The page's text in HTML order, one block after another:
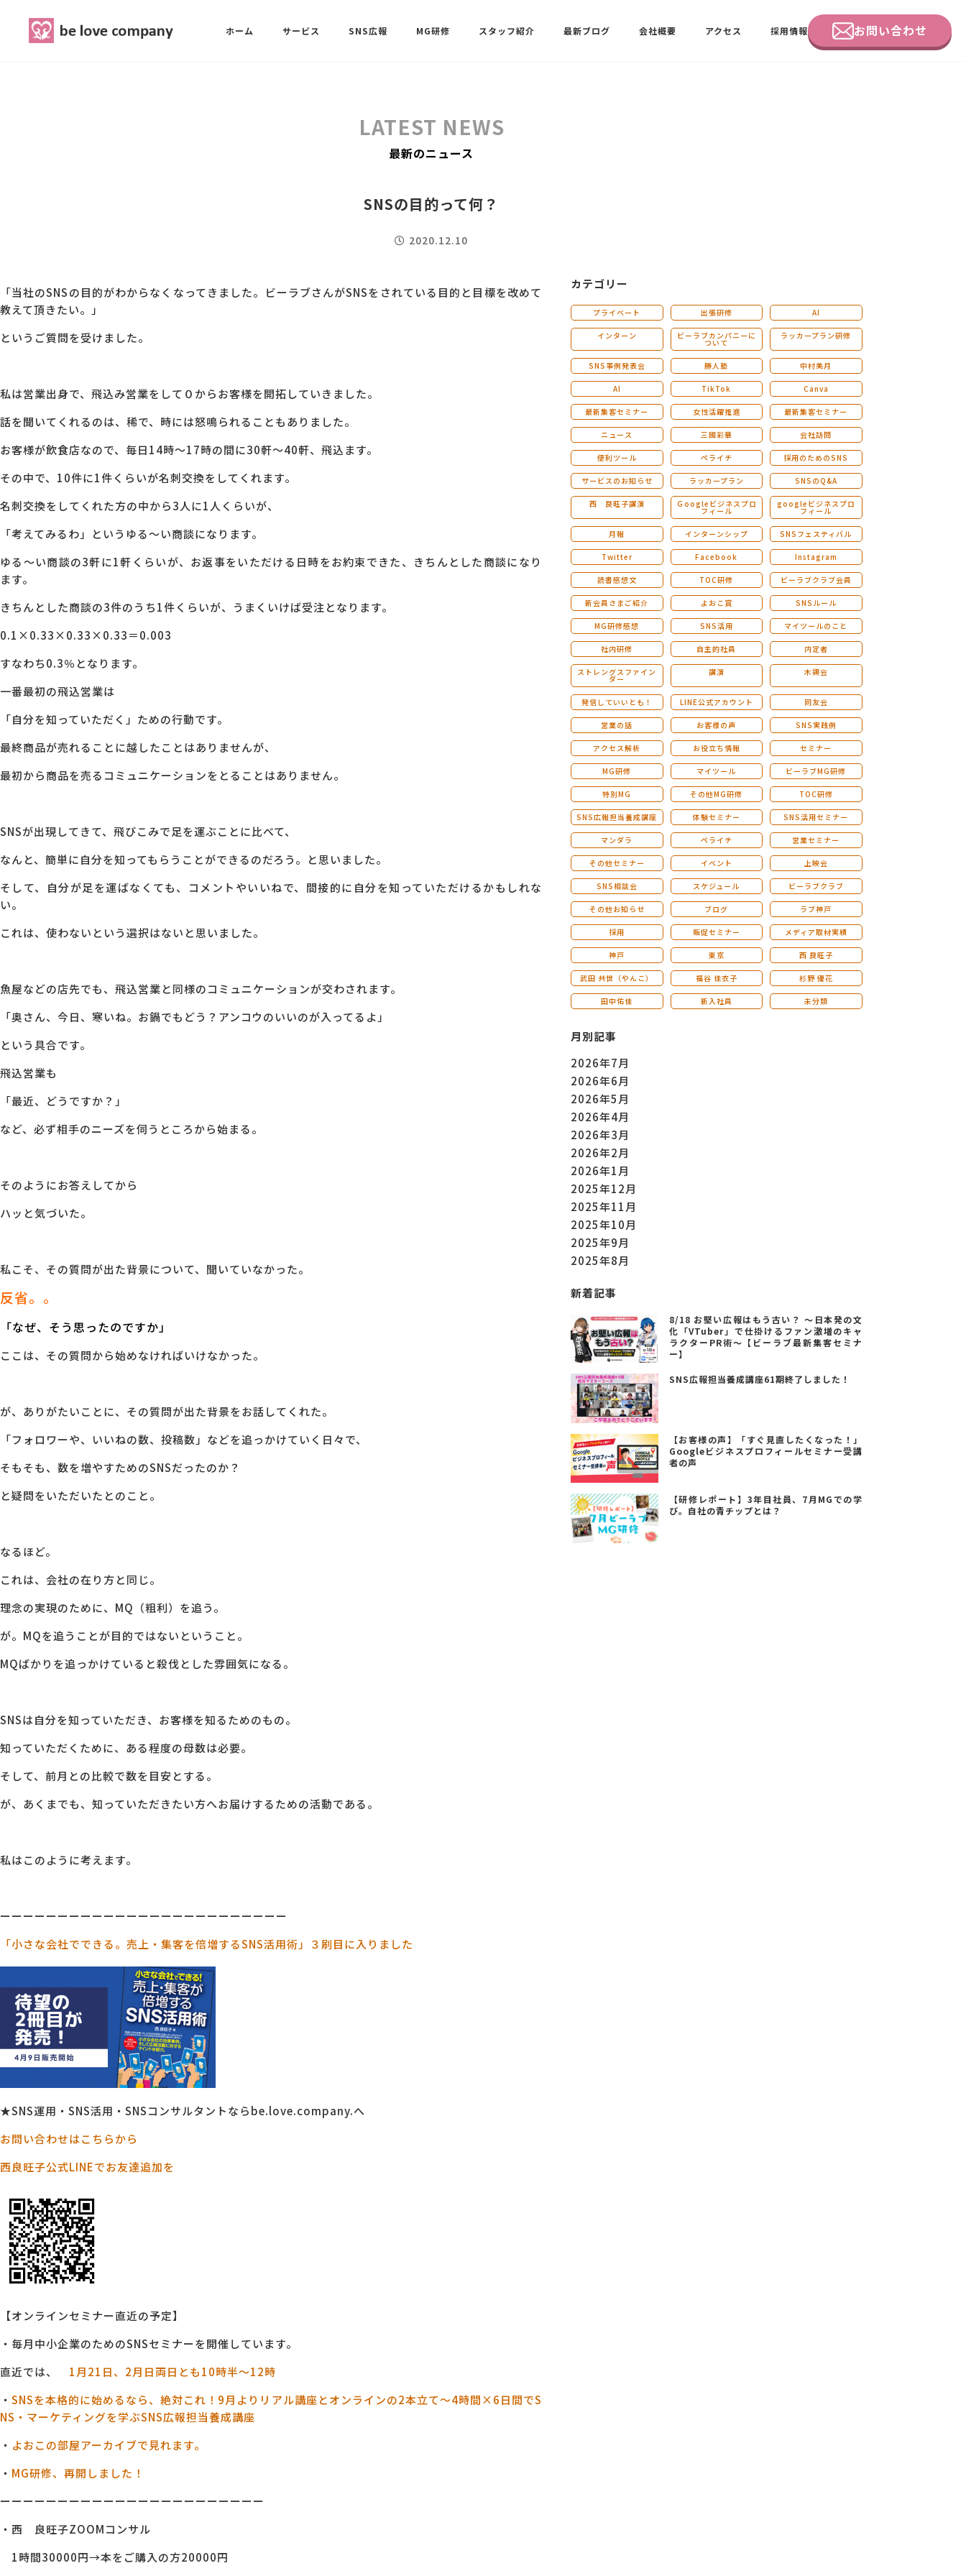
ホーム サービス
ストレングスファインダー研修
SNS広報 MG研修 スタッフ紹介 最新ブログ 会社概要 アクセス 採用情報 お問い合わせ
最新ブログ
採用情報
お問い合わせ
LATEST NEWS
最新のニュース
SNSの目的って何？
2020.12.10
「当社のSNSの目的がわからなくなってきました。ビーラブさんがSNSをされている目的と目標を改めて
教えて頂きたい。」
というご質問を受けました。
私は営業出身で、飛込み営業をして０からお客様を開拓していきました。
話を聞いてくれるのは、稀で、時には怒鳴られることもありました。
お客様が飲食店なので、毎日14時～17時の間に30軒～40軒、飛込ます。
その中で、10件に1件くらいが名刺交換をしてくれます。
名刺交換をしてくれた方の中から3人に1人くらいが、
「考えてみるわ」というゆる～い商談になります。
ゆる～い商談の3軒に1軒くらいが、お返事をいただける日時をお約束できた、きちんとした商談になり
ます。
きちんとした商談の3件のうち1件くらいが、うまくいけば受注となります。
0.1×0.33×0.33×0.33＝0.003
すなわち0.3％となります。
一番最初の飛込営業は
「自分を知っていただく」ための行動です。
最終商品が売れることに越したことはありませんが、
最初から商品を売るコミュニケーションをとることはありません。
SNSが出現してきて、飛びこみで足を運ぶことに比べて、
なんと、簡単に自分を知ってもらうことができるのだろう。と思いました。
そして、自分が足を運ばなくても、コメントやいいねで、間接的に自分を知っていただけるかもしれな
い。
これは、使わないという選択はないと思いました。
魚屋などの店先でも、飛込営業と同様のコミュニケーションが交わされます。
「奥さん、今日、寒いね。お鍋でもどう？アンコウのいいのが入ってるよ」
という具合です。
飛込営業も
「最近、どうですか？」
など、必ず相手のニーズを伺うところから始まる。
そのようにお答えしてから
ハッと気づいた。
私こそ、その質問が出た背景について、聞いていなかった。
反省。。
「なぜ、そう思ったのですか」
ここは、その質問から始めなければいけなかった。
が、ありがたいことに、その質問が出た背景をお話してくれた。
「フォロワーや、いいねの数、投稿数」などを追っかけていく日々で、
そもそも、数を増やすためのSNSだったのか？
と疑問をいただいたとのこと。
なるほど。
これは、会社の在り方と同じ。
理念の実現のために、MQ（粗利）を追う。
が。MQを追うことが目的ではないということ。
MQばかりを追っかけていると殺伐とした雰囲気になる。
SNSは自分を知っていただき、お客様を知るためのもの。
知っていただくために、ある程度の母数は必要。
そして、前月との比較で数を目安とする。
が、あくまでも、知っていただきたい方へお届けするための活動である。
私はこのように考えます。
ーーーーーーーーーーーーーーーーーーーーーーーーー
「小さな会社でできる。売上・集客を倍増するSNS活用術」３刷目に入りました
★SNS運用・SNS活用・SNSコンサルタントならbe.love.company.へ
お問い合わせはこちらから
西良旺子公式LINEでお友達追加を
【オンラインセミナー直近の予定】
・毎月中小企業のためのSNSセミナーを開催しています。
直近では、 1月21日、2月日両日とも10時半～12時
・SNSを本格的に始めるなら、絶対これ！9月よりリアル講座とオンラインの2本立て～4時間×6日間でS
NS・マーケティングを学ぶSNS広報担当養成講座
・ よおこの部屋アーカイブで見れます。
・ MG研修、再開しました！
ーーーーーーーーーーーーーーーーーーーーーーー
・西 良旺子ZOOMコンサル
1時間30000円→本をご購入の方20000円
カテゴリー
プライベート 出張研修 AI
インターン ビーラブカンパニーに
ついて
ラッカープラン研修
SNS事例発表会 勝人塾 中村美月
AI TikTok Canva
最新集客セミナー 女性活躍推進 最新集客セミナー
ニュース 三國彩華 会社訪問
便利ツール ペライチ 採用のためのSNS
サービスのお知らせ ラッカープラン SNSのQ&A
西 良旺子講演 Ｇoogleビジネスプロ
フィール
googleビジネスプロ
フィール
月報 インターンシップ SNSフェスティバル
Twitter Facebook Instagram
読書感想文 TOC研修 ビーラブクラブ会員
新会員さまご紹介 よおこ賞 SNSルール
MG研修感想 SNS活用 マイツールのこと
社内研修 自主的社員 内定者
ストレングスファイン
ダー
講演 木鶏会
発信していいとも！ LINE公式アカウント 同友会
営業の話 お客様の声 SNS実践例
アクセス解析 お役立ち情報 セミナー
MG研修 マイツール ビーラブMG研修
特別MG その他MG研修 TOC研修
SNS広報担当養成講座 体験セミナー SNS活用セミナー
マンダラ ペライチ 営業セミナー
その他セミナー イベント 上映会
SNS相談会 スケジュール ビーラブクラブ
その他お知らせ ブログ ラブ神戸
採用 販促セミナー メディア取材実績
神戸 東京 西 良旺子
武田 共世（やんこ） 福谷 佳衣子 杉野 優花
田中佑佳 新入社員 未分類
月別記事
2026年7月
2026年6月
2026年5月
2026年4月
2026年3月
2026年2月
2026年1月
2025年12月
2025年11月
2025年10月
2025年9月
2025年8月
新着記事
8/18 お堅い広報はもう古い？ ～日本発の文
化「VTuber」で仕掛けるファン激増のキャ
ラクターPR術～【ビーラブ最新集客セミナ
ー】
SNS広報担当養成講座61期終了しました！
【お客様の声】「すぐ見直したくなった！」
Googleビジネスプロフィールセミナー受講
者の声
【研修レポート】3年目社員、7月MGでの学
び。自社の青チップとは？